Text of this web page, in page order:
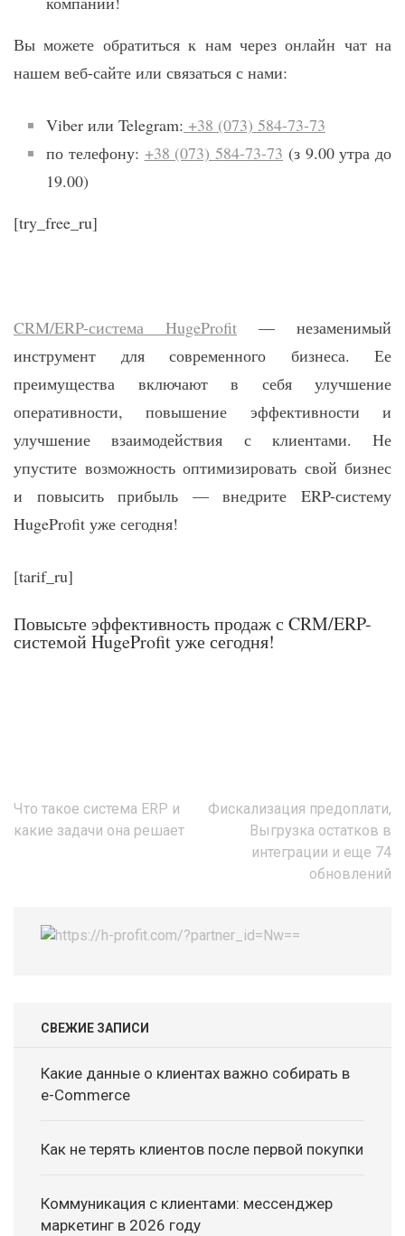
Вы можете обратиться к нам через онлайн чат на
нашем веб-сайте или связаться с нами:
Viber или Telegram: +38 (073) 584-73-73
по телефону: +38 (073) 584-73-73 (з 9.00 утра до
19.00)
[try_free_ru]
CRM/ERP-система HugeProfit — незаменимый
инструмент для современного бизнеса. Ее
преимущества включают в себя улучшение
оперативности, повышение эффективности и
улучшение взаимодействия с клиентами. Не
упустите возможность оптимизировать свой бизнес
и повысить прибыль — внедрите ERP-систему
HugeProfit уже сегодня!
[tarif_ru]
Повысьте эффективность продаж с CRM/ERP-
системой HugeProfit уже сегодня!
Навигация
по
Что такое система ERP и
какие задачи она решает
Фискализация предоплати,
Выгрузка остатков в
интеграции и еще 74
обновлений
СВЕЖИЕ ЗАПИСИ
Какие данные о клиентах важно собирать в
e-Commerce
Как не терять клиентов после первой покупки
Коммуникация с клиентами: мессенджер
маркетинг в 2026 году